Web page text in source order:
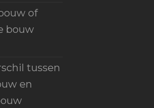
of
bouw
tussen
en